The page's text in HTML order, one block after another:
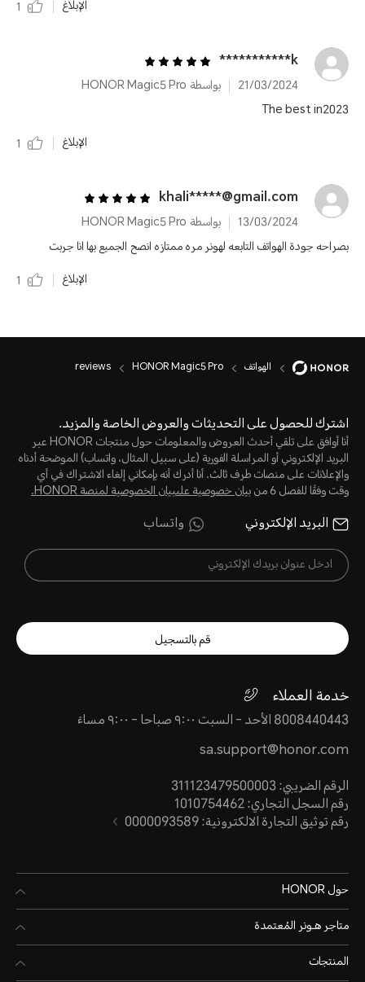
الإبلاغ
1
k***********
21/03/2024
بواسطة HONOR Magic5 Pro
The best in2023
الإبلاغ
1
khali*****@gmail.com
13/03/2024
بواسطة HONOR Magic5 Pro
بصراحه جودة الهواتف التابعه لهونر مره ممتازه انصح الجميع بها انا جربت
الإبلاغ
1
الهواتف HONOR Magic5 Pro
reviews
اشترك للحصول على التحديثات والعروض الخاصة والمزيد.
أنا أوافق على تلقي أحدث العروض والمعلومات حول منتجات HONOR عبر
البريد الإلكتروني أو المراسلة الفورية (على سبيل المثال، واتساب) الموضحة أدناه
والإعلانات على منصات طرف ثالث. أنا أدرك أنه بإمكاني إلغاء الاشتراك في أي
وقت وفقًا للفصل 6 من
بيان خصوصية علىبيان الخصوصية لمنصة HONOR‬.
البريد الإلكتروني واتساب
قم بالتسجيل
خدمة العملاء
8008440443 الأحد - السبت ٩:٠٠ صباحا - ٩:٠٠ مساءً
sa.support@honor.com
الرقم الضريبي: 311123479500003
رقم السجل التجاري: 1010754462
رقم توثيق التجارة الالكترونية: 0000093589
حول HONOR
متاجر هـونر المُعتمدة
المنتجات